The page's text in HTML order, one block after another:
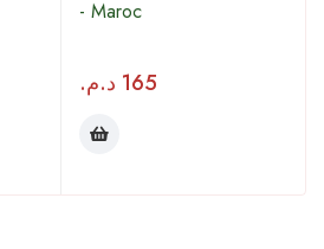
- Maroc
165 د.م.